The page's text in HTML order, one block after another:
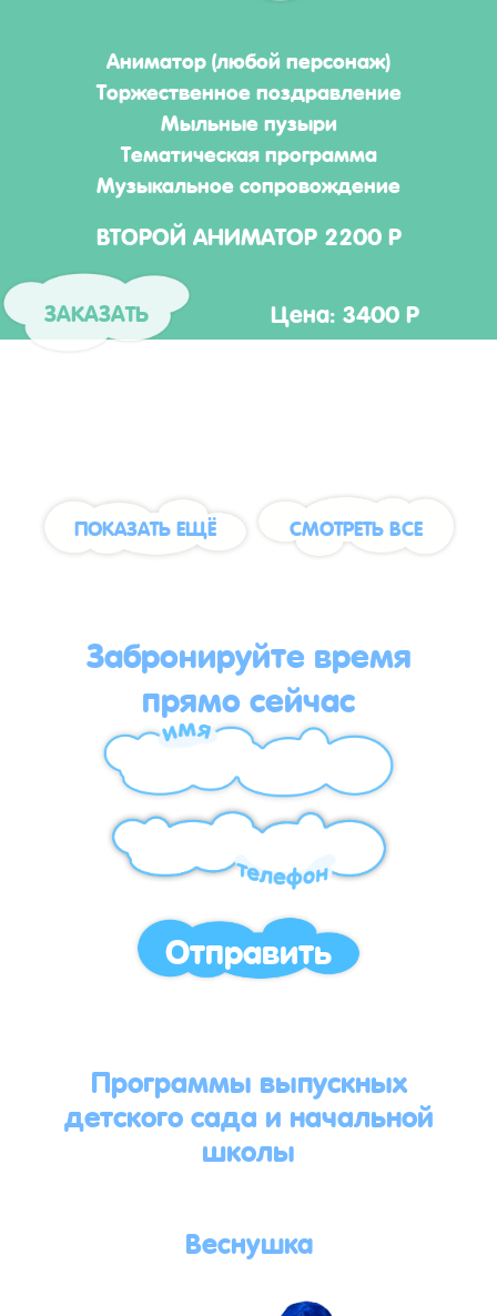
Аниматор (любой персонаж)
Торжественное поздравление
Мыльные пузыри
Тематическая программа
Музыкальное сопровождение
ВТОРОЙ АНИМАТОР 2200 Р
ЗАКАЗАТЬ Цена: 3400 Р
ПОКАЗАТЬ ЕЩЁ СМОТРЕТЬ ВСЕ
Забронируйте время
прямо сейчас
Отправить
Программы выпускных
детского сада и начальной
школы
Веснушка